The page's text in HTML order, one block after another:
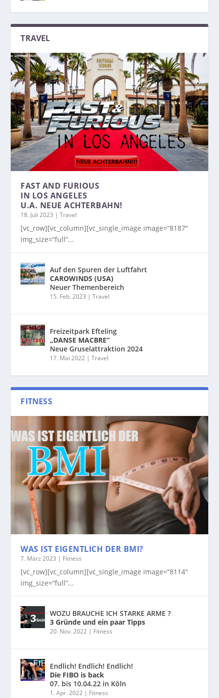
TRAVEL
FAST AND FURIOUS
IN LOS ANGELES
U.A. NEUE ACHTERBAHN!
18. Juli 2023 |Travel
[vc_row][vc_column][vc_single_image image=“8187″
img_size=“full“...
Auf den Spuren der Luftfahrt
CAROWINDS (USA)
Neuer Themenbereich
15. Feb. 2023 |Travel
Freizeitpark Efteling
„DANSE MACBRE“
Neue Gruselattraktion 2024
17. Mai 2022 |Travel
FITNESS
WAS IST EIGENTLICH DER BMI?
7. März 2023 | Fitness
[vc_row][vc_column][vc_single_image image=“8114″
img_size=“full“...
WOZU BRAUCHE ICH STARKE ARME ?
3 Gründe und ein paar Tipps
20. Nov. 2022 | Fitness
Endlich! Endlich! Endlich!
Die FIBO is back
07. bis 10.04.22 in Köln
1. Apr. 2022 | Fitness